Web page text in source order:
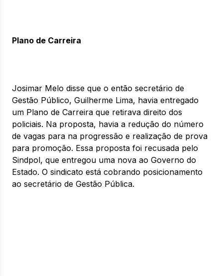
Plano de Carreira
Josimar Melo disse que o então secretário de
Gestão Público, Guilherme Lima, havia entregado
um Plano de Carreira que retirava direito dos
policiais. Na proposta, havia a redução do número
de vagas para na progressão e realização de prova
para promoção. Essa proposta foi recusada pelo
Sindpol, que entregou uma nova ao Governo do
Estado. O sindicato está cobrando posicionamento
ao secretário de Gestão Pública.